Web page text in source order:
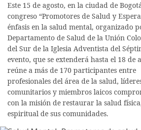
Este 15 de agosto, en la ciudad de
congreso “Promotores de Salud y
énfasis en la salud mental, organizado
Departamento de Salud de la Unión
del Sur de la Iglesia Adventista del
evento, que se extenderá hasta el 18 de
reúne a más de 170 participantes entre
profesionales del área de la salud,
comunitarios y miembros laicos
con la misión de restaurar la salud
espiritual de sus comunidades.